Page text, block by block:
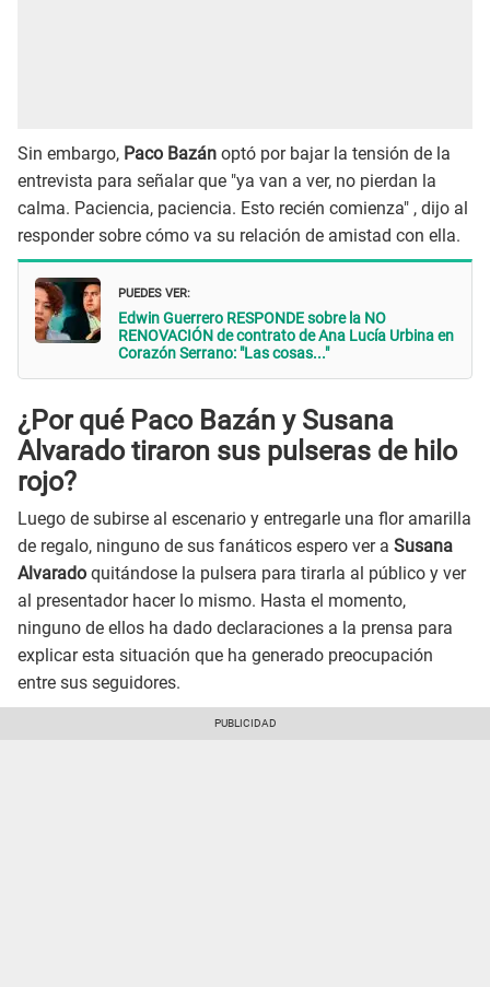
Sin embargo, Paco Bazán optó por bajar la tensión de la
entrevista para señalar que "ya van a ver, no pierdan la
calma. Paciencia, paciencia. Esto recién comienza" , dijo al
responder sobre cómo va su relación de amistad con ella.
PUEDES VER:
Edwin Guerrero RESPONDE sobre la NO
RENOVACIÓN de contrato de Ana Lucía Urbina en
Corazón Serrano: "Las cosas..."
¿Por qué Paco Bazán y Susana
Alvarado tiraron sus pulseras de hilo
rojo?
Luego de subirse al escenario y entregarle una flor amarilla
de regalo, ninguno de sus fanáticos espero ver a Susana
Alvarado quitándose la pulsera para tirarla al público y ver
al presentador hacer lo mismo. Hasta el momento,
ninguno de ellos ha dado declaraciones a la prensa para
explicar esta situación que ha generado preocupación
entre sus seguidores.